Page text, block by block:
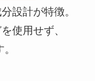
設計が特徴。
使用せず、